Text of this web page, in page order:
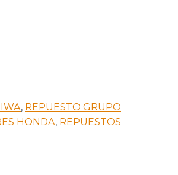
, REPUESTO GRUPO
HONDA, REPUESTOS